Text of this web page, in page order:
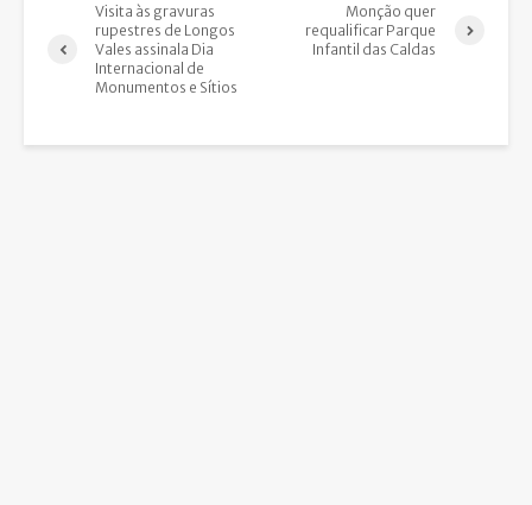
Visita às gravuras
rupestres de Longos
Vales assinala Dia
Internacional de
Monumentos e Sítios
Monção quer
requalificar Parque
Infantil das Caldas